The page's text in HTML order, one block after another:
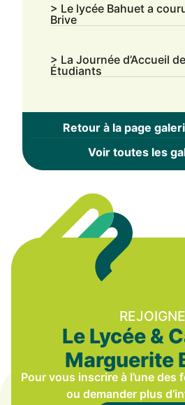
> Le lycée Bahuet a
Brive
> La Journée d’Accueil
Étudiants
Retour à la page
Voir toutes les
Le Lycée &
Marguerite
Pour vous inscrire à l’une
ou demander plus